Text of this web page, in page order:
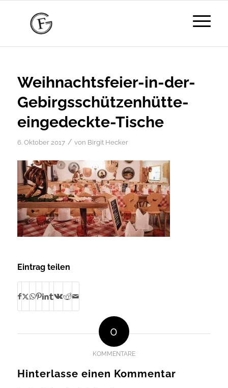
Weihnachtsfeier-in-der-
Gebirgsschützenhütte-
eingedeckte-Tische
6. Oktober 2017 / von Birgit Hecker
Eintrag teilen
0
KOMMENTARE
Hinterlasse einen Kommentar